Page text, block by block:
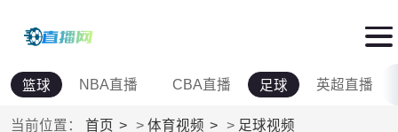
篮球 NBA直播 CBA直播 足球 英超直播
当前位置： 首页 > 体育视频 > 足球视频